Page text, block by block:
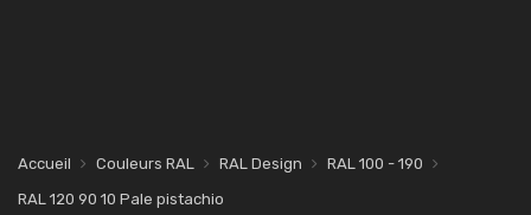
Accueil Couleurs RAL RAL Design
RAL 100 - 190
RAL 120 90 10 Pale pistachio